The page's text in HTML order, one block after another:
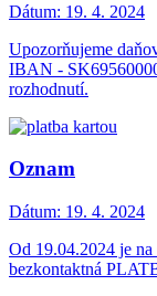
Dátum: 19. 4. 2024
Upozorňujeme
IBAN -
rozhodnutí.
Oznam
Dátum: 19. 4. 2024
Od 19.04.2024 je
bezkontaktná